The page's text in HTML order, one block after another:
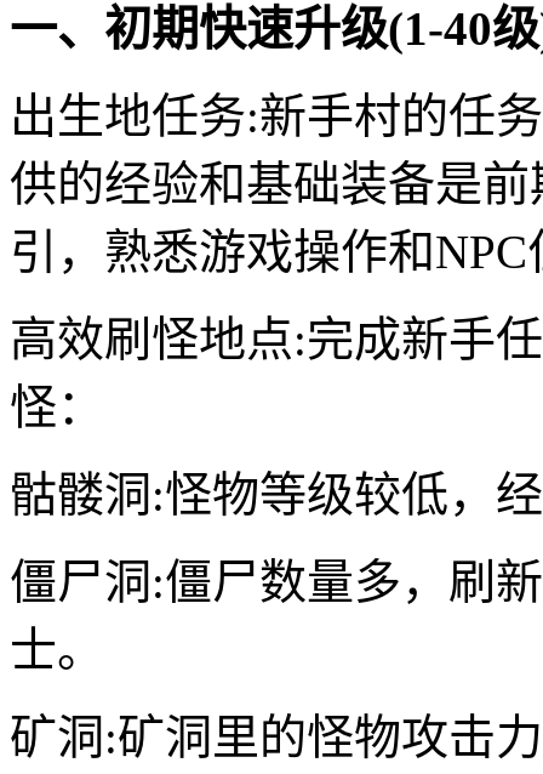
一、初期快速升级(1-40
出生地任务:新手村的任
供的经验和基础装备是
引，熟悉游戏操作和NPC
高效刷怪地点:完成新手
怪：
骷髅洞:怪物等级较低，
僵尸洞:僵尸数量多，刷
士。
矿洞:矿洞里的怪物攻击